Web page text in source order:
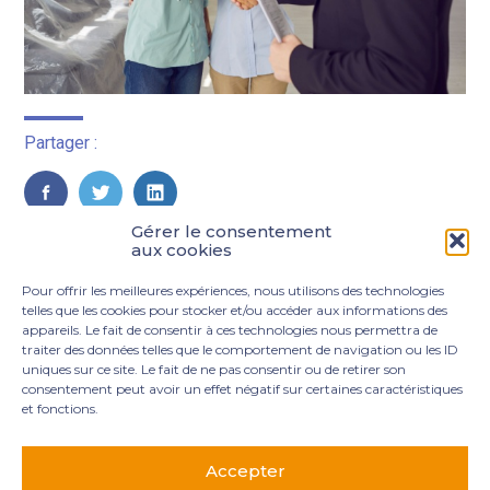
Gérer le consentement
aux cookies
Pour offrir les meilleures expériences, nous utilisons des technologies
telles que les cookies pour stocker et/ou accéder aux informations des
appareils. Le fait de consentir à ces technologies nous permettra de
traiter des données telles que le comportement de navigation ou les ID
uniques sur ce site. Le fait de ne pas consentir ou de retirer son
consentement peut avoir un effet négatif sur certaines caractéristiques
et fonctions.
Accepter
Partager :
FaceBook
TwitterLinkedIn
Principale
3 rue Marie Dupil – La Plaine Petit Manoir – 97232 Le